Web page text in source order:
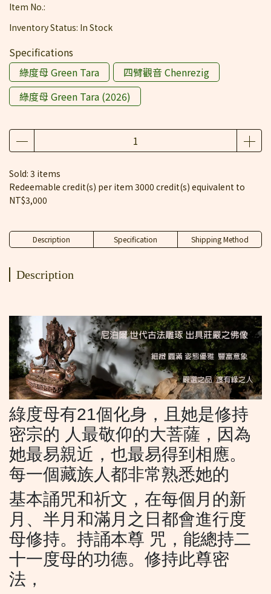
Item No.:
Inventory Status: In Stock
Specifications
綠度母 Green Tara
四臂觀音 Chenrezig
綠度母 Green Tara (2026)
Sold: 3 items
Redeemable credit(s) per item 3000 credit(s) equivalent to
NT$3,000
Description Specification Shipping Method
Description
綠度母有21個化身，且她是修持
密宗的 人最敬仰的大菩薩，因為
她最易親近，也最易得到相應。
每一個藏族人都非常熟悉她的
基本誦咒和祈文，在每個月的新
月、半月和滿月之日都會進行度
母修持。持誦本尊 咒，能總持二
十一度母的功德。修持此尊密
法，